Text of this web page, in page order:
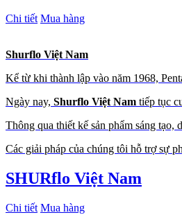
Chi tiết Mua hàng
Shurflo Việt Nam
Kể từ khi thành lập vào năm 1968,
Ngày nay, Shurflo Việt Nam tiếp tục
Thông qua thiết kế sản phẩm sáng
Các giải pháp của chúng tôi hỗ trợ sự
SHURflo Việt Nam
Chi tiết Mua hàng